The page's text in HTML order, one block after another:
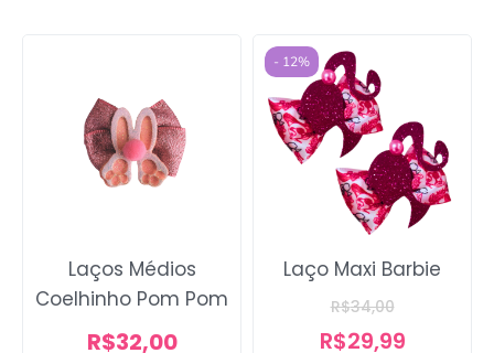
Laços Médios
Coelhinho Pom Pom
R$32,00
- 12%
Laço Maxi Barbie
R$34,00
R$29,99